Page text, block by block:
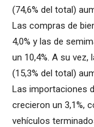
(74,6% del total)
Las compras de
4,0% y las de
un 10,4%. A su
(15,3% del total)
Las importaciones
crecieron un 3,1%,
vehículos